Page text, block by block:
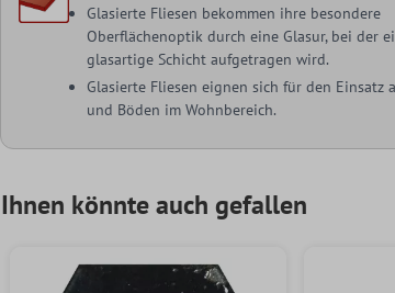
Glasierte Fliesen bekommen ihre besondere
Oberflächenoptik durch eine Glasur, bei der
glasartige Schicht aufgetragen wird.
Glasierte Fliesen eignen sich für den Einsatz
und Böden im Wohnbereich.
Ihnen könnte auch gefallen